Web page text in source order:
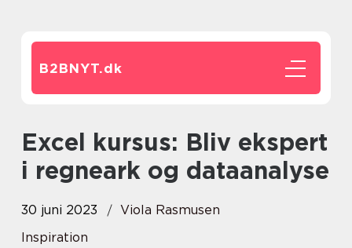
B2BNYT.dk
Excel kursus: Bliv ekspert
i regneark og dataanalyse
30 juni 2023
Viola Rasmusen
Inspiration